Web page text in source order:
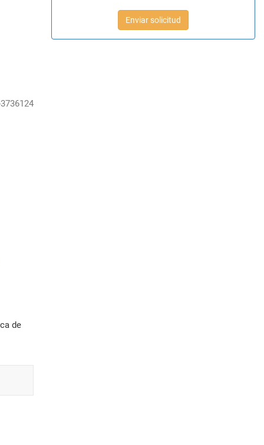
Enviar solicitud